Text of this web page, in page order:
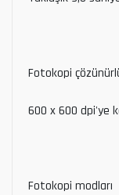
Fotokopi
600 x 600 dpi'ye
Fotokopi modları